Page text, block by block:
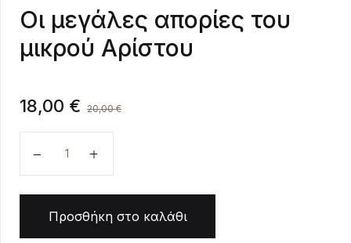
Οι μεγάλες απορίες του
μικρού Αρίστου
18,00 € 20,00€
Προσθήκη στο καλάθι